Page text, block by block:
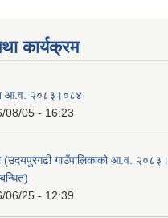
कार्यक्रम
आ.व. २०८३।०८४
08/05 - 16:23
(उदयपुरगढी गाउँपालिकाको आ.व.
06/25 - 12:39